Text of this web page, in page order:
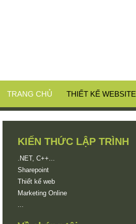
TRANG CHỦ THIẾT KẾ WEBSITE
KIẾN THỨC LẬP TRÌNH
.NET, C++...
Sharepoint
Thiết kế web
Marketing Online
...